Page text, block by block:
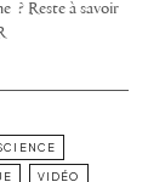
? Reste à savoir
VIDÉO